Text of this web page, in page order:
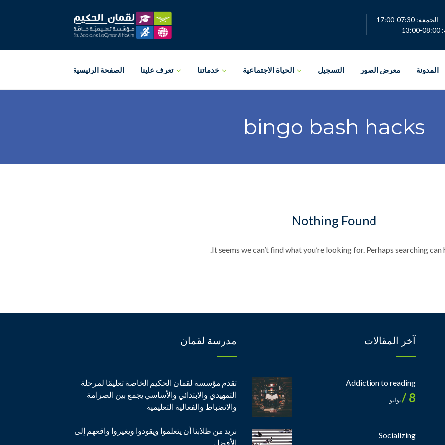
07:30-17:00
الصفحة الرئيسية تعرف علينا خدماتنا الحياة الاجتماعية التسجيل معرض الصور المدونة
bingo bash hacks
Nothing Found
It seems we can’t find what you’re looking for. Perhaps searching can
مدرسة لقمان
تقدم مؤسسة لقمان الحكيم الخاصة تعليمًا لمرحلة
التمهيدي والابتدائي والأساسي يجمع بين الصرامة
والانضباط والفعالية التعليمية
نريد من طلابنا أن يتعلموا ويقودوا ويغيروا واقعهم إلى
الأفضل
آخر المقالات
Addiction to reading
8 / يوليو
Socializing